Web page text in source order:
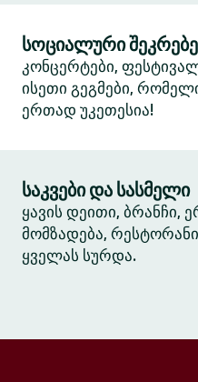
სოციალური
კონცერტები,
ისეთი გეგმები,
ერთად უკეთესია!
საკვები და სასმელი
ყავის დეითი, ბრანჩი,
მომზადება,
ყველას სურდა.